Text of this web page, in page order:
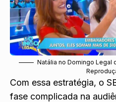
Natália no Domingo Legal
Com essa estratégia, o
fase complicada na